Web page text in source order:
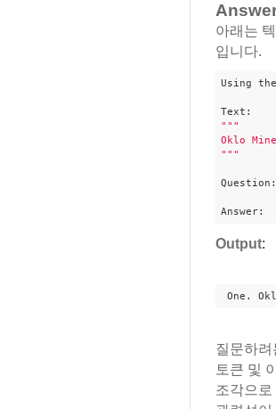
아래는
입니다.
Using
"" "
Oklo
" ""
Answer:
Output:
One.
질문하
토큰 및
조각으